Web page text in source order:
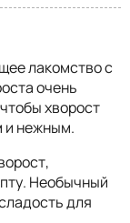
лакомство с
очень
хворост
и нежным.
Необычный
для